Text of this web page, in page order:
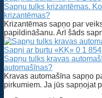
Sapņu tulks krizantēmas.
krizantēmas?
Krizantēmas sapņo par
papildināšanu. Arī šāds
Sapņi ar burtu «KĶ» 0 1 854
Sapņu tulks kravas
automašīnas?
Kravas automašīna sapņo
pirkumiem. Ja jūs sapņojat